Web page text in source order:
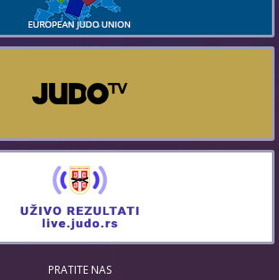
PRATITE NAS